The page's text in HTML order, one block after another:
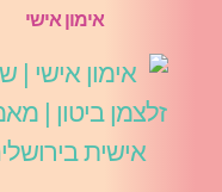
אימון אישי